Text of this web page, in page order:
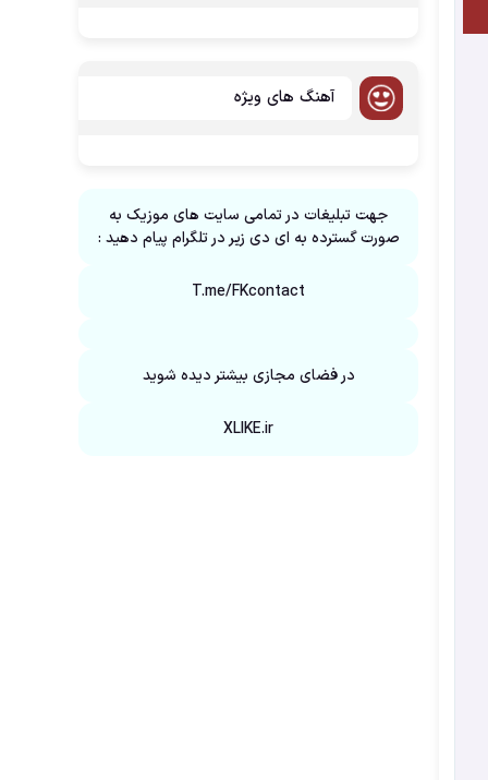
آهنگ های ویژه
جهت تبلیغات در تمامی سایت های موزیک به
صورت گسترده به ای دی زیر در تلگرام پیام دهید :
T.me/FKcontact
در فضای مجازی بیشتر دیده شوید
XLIKE.ir